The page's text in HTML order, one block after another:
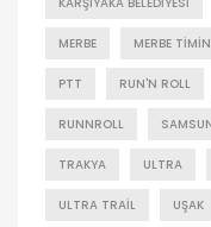
KARŞIYAKA BELEDIYESI
MERBE MERBE
PTT RUN'N ROLL
RUNNROLL
TRAKYA ULTRA
ULTRA TRAIL UŞAK